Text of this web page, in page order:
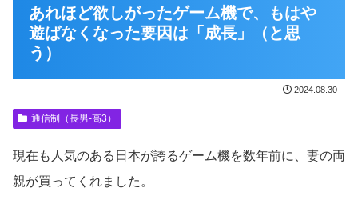
あれほど欲しがったゲーム機で、もはや
遊ばなくなった要因は「成長」（と思
う）
2024.08.30
通信制（長男-高3）
現在も人気のある日本が誇るゲーム機を数年前に、妻の両
親が買ってくれました。